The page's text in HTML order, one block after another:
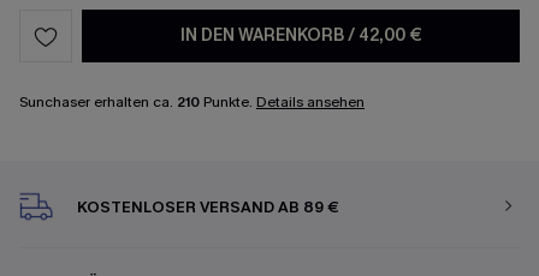
IN DEN WARENKORB/ 42,00 €
Sunchaser erhalten ca. 210 Punkte. Details ansehen
KOSTENLOSER VERSAND AB 89 €